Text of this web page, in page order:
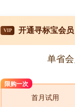
VIP 开通寻标宝会
单省
限购一次
首月试用